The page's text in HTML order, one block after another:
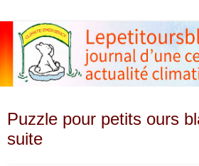
Puzzle pour petits ours
suite